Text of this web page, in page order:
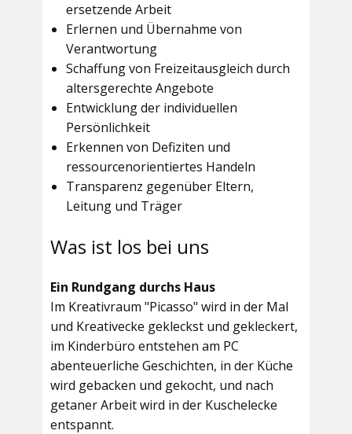
ersetzende Arbeit
Erlernen und Übernahme von
Verantwortung
Schaffung von Freizeitausgleich durch
altersgerechte Angebote
Entwicklung der individuellen
Persönlichkeit
Erkennen von Defiziten und
ressourcenorientiertes Handeln
Transparenz gegenüber Eltern,
Leitung und Träger
Was ist los bei uns
Ein Rundgang durchs Haus
Im Kreativraum "Picasso" wird in der Mal
und Kreativecke gekleckst und gekleckert,
im Kinderbüro entstehen am PC
abenteuerliche Geschichten, in der Küche
wird gebacken und gekocht, und nach
getaner Arbeit wird in der Kuschelecke
entspannt.